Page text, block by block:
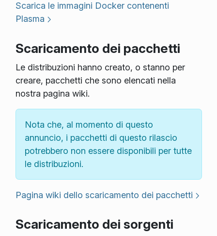
Scarica le immagini Docker contenenti
Plasma
Scaricamento dei pacchetti
Le distribuzioni hanno creato, o stanno per
creare, pacchetti che sono elencati nella
nostra pagina wiki.
Nota che, al momento di questo
annuncio, i pacchetti di questo rilascio
potrebbero non essere disponibili per tutte
le distribuzioni.
Pagina wiki dello scaricamento dei pacchetti
Scaricamento dei sorgenti